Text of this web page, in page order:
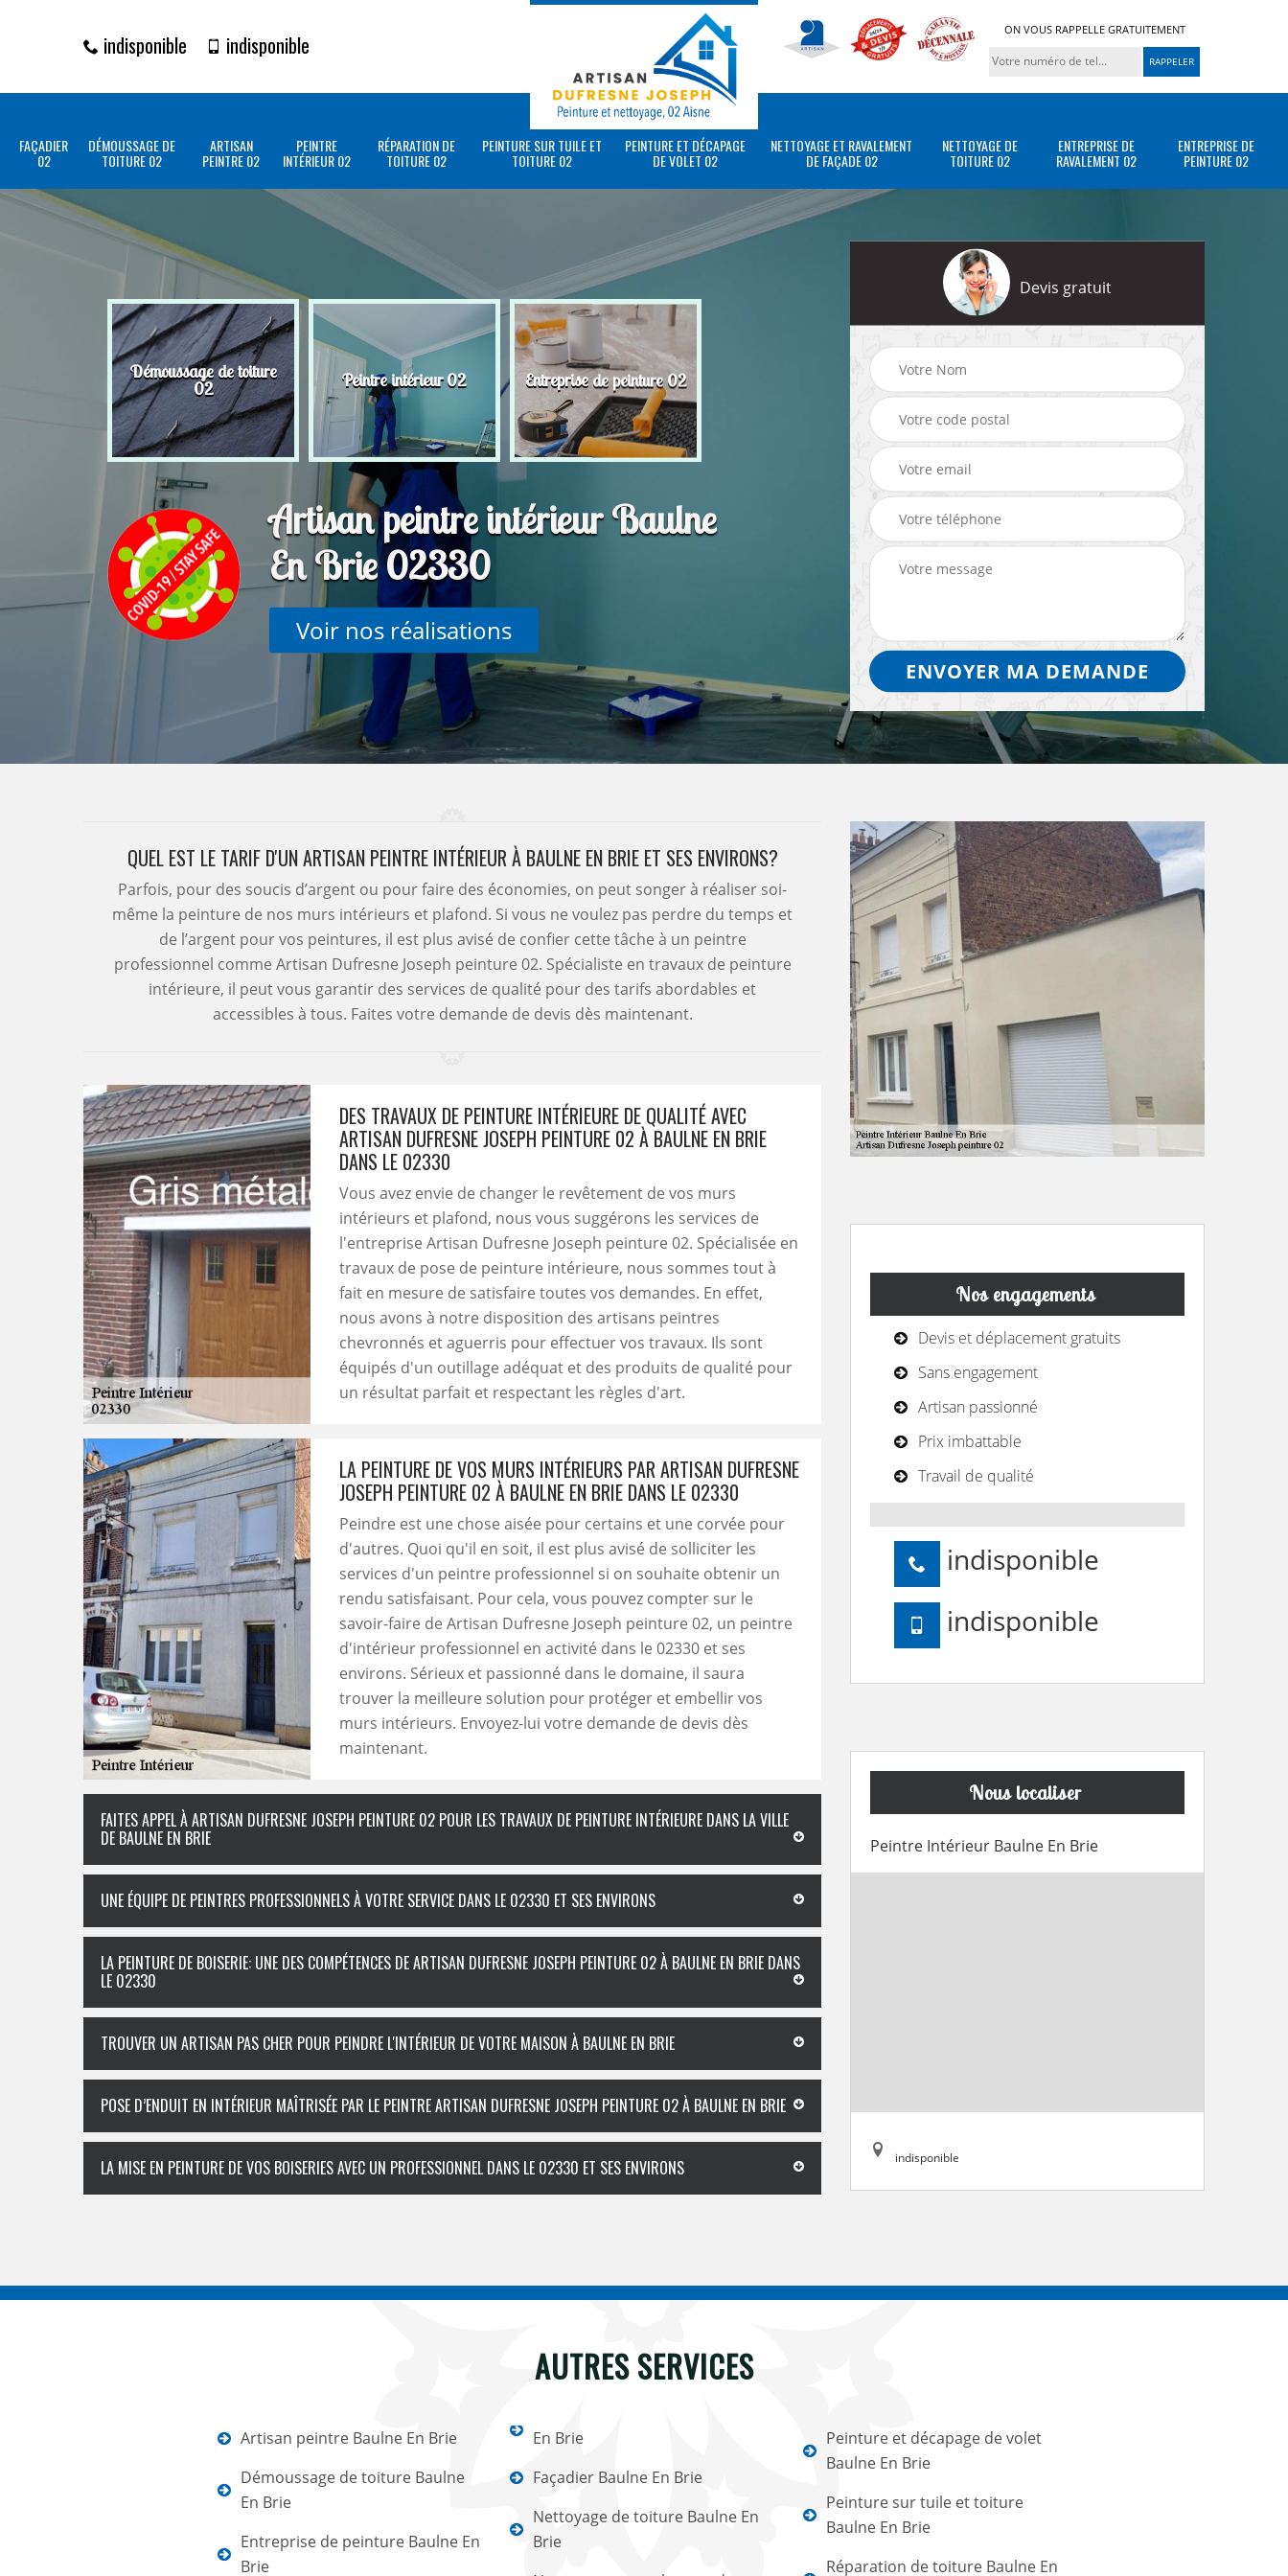
indisponible indisponible
ON VOUS RAPPELLE GRATUITEMENT
FAÇADIER
02
DÉMOUSSAGE DE
TOITURE 02
ARTISAN
PEINTRE 02
PEINTRE
INTÉRIEUR 02
RÉPARATION DE
TOITURE 02
PEINTURE SUR TUILE ET
TOITURE 02
PEINTURE ET DÉCAPAGE
DE VOLET 02
NETTOYAGE ET RAVALEMENT
DE FAÇADE 02
NETTOYAGE DE
TOITURE 02
ENTREPRISE DE
RAVALEMENT 02
ENTREPRISE DE
PEINTURE 02
Démoussage de toiture
02 Peintre intérieur 02 Entreprise de peinture 02
Artisan peintre intérieur Baulne
En Brie 02330
Voir nos réalisations
Devis gratuit
QUEL EST LE TARIF D'UN ARTISAN PEINTRE INTÉRIEUR À BAULNE EN BRIE ET SES ENVIRONS?
Parfois, pour des soucis d’argent ou pour faire des économies, on peut songer à réaliser soi-
même la peinture de nos murs intérieurs et plafond. Si vous ne voulez pas perdre du temps et
de l’argent pour vos peintures, il est plus avisé de confier cette tâche à un peintre
professionnel comme Artisan Dufresne Joseph peinture 02. Spécialiste en travaux de peinture
intérieure, il peut vous garantir des services de qualité pour des tarifs abordables et
accessibles à tous. Faites votre demande de devis dès maintenant.
DES TRAVAUX DE PEINTURE INTÉRIEURE DE QUALITÉ AVEC
ARTISAN DUFRESNE JOSEPH PEINTURE 02 À BAULNE EN BRIE
DANS LE 02330
Vous avez envie de changer le revêtement de vos murs
intérieurs et plafond, nous vous suggérons les services de
l'entreprise Artisan Dufresne Joseph peinture 02. Spécialisée en
travaux de pose de peinture intérieure, nous sommes tout à
fait en mesure de satisfaire toutes vos demandes. En effet,
nous avons à notre disposition des artisans peintres
chevronnés et aguerris pour effectuer vos travaux. Ils sont
équipés d'un outillage adéquat et des produits de qualité pour
un résultat parfait et respectant les règles d'art.
LA PEINTURE DE VOS MURS INTÉRIEURS PAR ARTISAN DUFRESNE
JOSEPH PEINTURE 02 À BAULNE EN BRIE DANS LE 02330
Peindre est une chose aisée pour certains et une corvée pour
d'autres. Quoi qu'il en soit, il est plus avisé de solliciter les
services d'un peintre professionnel si on souhaite obtenir un
rendu satisfaisant. Pour cela, vous pouvez compter sur le
savoir-faire de Artisan Dufresne Joseph peinture 02, un peintre
d'intérieur professionnel en activité dans le 02330 et ses
environs. Sérieux et passionné dans le domaine, il saura
trouver la meilleure solution pour protéger et embellir vos
murs intérieurs. Envoyez-lui votre demande de devis dès
maintenant.
FAITES APPEL À ARTISAN DUFRESNE JOSEPH PEINTURE 02 POUR LES TRAVAUX DE PEINTURE INTÉRIEURE DANS LA VILLE
DE BAULNE EN BRIE
UNE ÉQUIPE DE PEINTRES PROFESSIONNELS À VOTRE SERVICE DANS LE 02330 ET SES ENVIRONS
LA PEINTURE DE BOISERIE: UNE DES COMPÉTENCES DE ARTISAN DUFRESNE JOSEPH PEINTURE 02 À BAULNE EN BRIE DANS
LE 02330
TROUVER UN ARTISAN PAS CHER POUR PEINDRE L'INTÉRIEUR DE VOTRE MAISON À BAULNE EN BRIE
POSE D’ENDUIT EN INTÉRIEUR MAÎTRISÉE PAR LE PEINTRE ARTISAN DUFRESNE JOSEPH PEINTURE 02 À BAULNE EN BRIE
LA MISE EN PEINTURE DE VOS BOISERIES AVEC UN PROFESSIONNEL DANS LE 02330 ET SES ENVIRONS
Nos engagements
Devis et déplacement gratuits
Sans engagement
Artisan passionné
Prix imbattable
Travail de qualité
indisponible
indisponible
Nous localiser
Peintre Intérieur Baulne En Brie
indisponible
AUTRES SERVICES
Artisan peintre Baulne En Brie
Démoussage de toiture Baulne
En Brie
Entreprise de peinture Baulne En
Brie
En Brie
Façadier Baulne En Brie
Nettoyage de toiture Baulne En
Brie
Peinture et décapage de volet
Baulne En Brie
Peinture sur tuile et toiture
Baulne En Brie
Réparation de toiture Baulne En